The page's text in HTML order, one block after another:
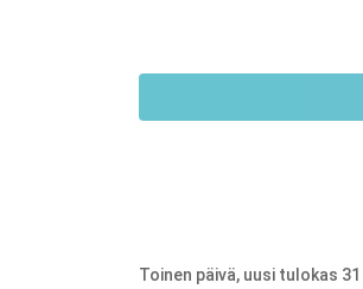
Toinen päivä, uusi tulokas